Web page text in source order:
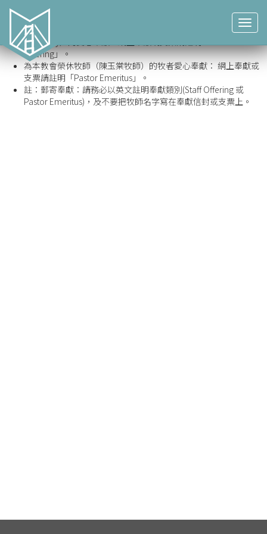
牧者愛心奉獻，詳情如下：
為本教會現任牧師（英文部三位牧者 Pastor Henry, Roger,
Ray）、兒童事工主任（Theo)、辦公室經理（Hannah）、和管理
員（Tony）的愛心奉獻：網上奉獻或支票請註明「Staff
Offering」。
為本教會榮休牧師（陳玉棠牧師）的牧者愛心奉獻： 網上奉獻或
支票請註明「Pastor Emeritus」。
註：郵寄奉獻：請務必以英文註明奉獻類別(Staff Offering 或
Pastor Emeritus)，及不要把牧師名字寫在奉獻信封或支票上。